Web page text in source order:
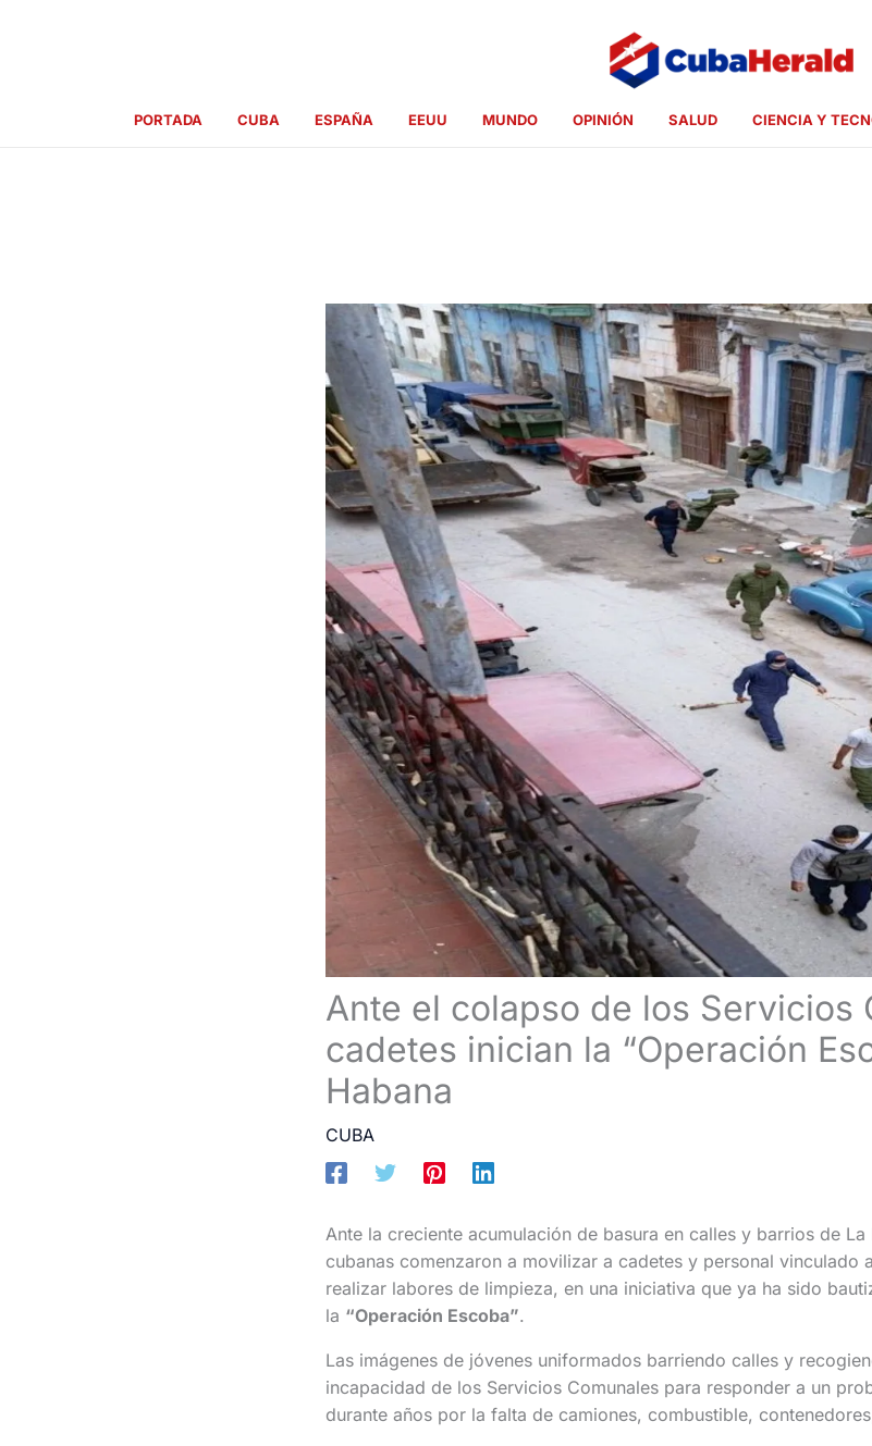
PORTADA CUBA ESPAÑA EEUU MUNDO OPINIÓN SALUD CIENCIA Y
Ante el colapso de los Servicios
cadetes inician la “Operación
Habana
CUBA
Ante la creciente acumulación de basura en calles y barrios de
cubanas comenzaron a movilizar a cadetes y personal vinculado
realizar labores de limpieza, en una iniciativa que ya ha sido
la “Operación Escoba”.
Las imágenes de jóvenes uniformados barriendo calles y
incapacidad de los Servicios Comunales para responder a un
durante años por la falta de camiones, combustible,